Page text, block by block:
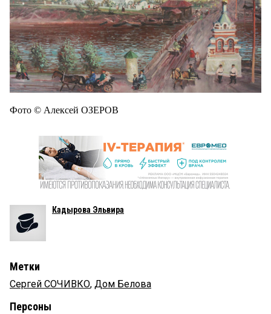
Фото © Алексей ОЗЕРОВ
Кадырова Эльвира
Метки
Сергей СОЧИВКО, Дом Белова
Персоны